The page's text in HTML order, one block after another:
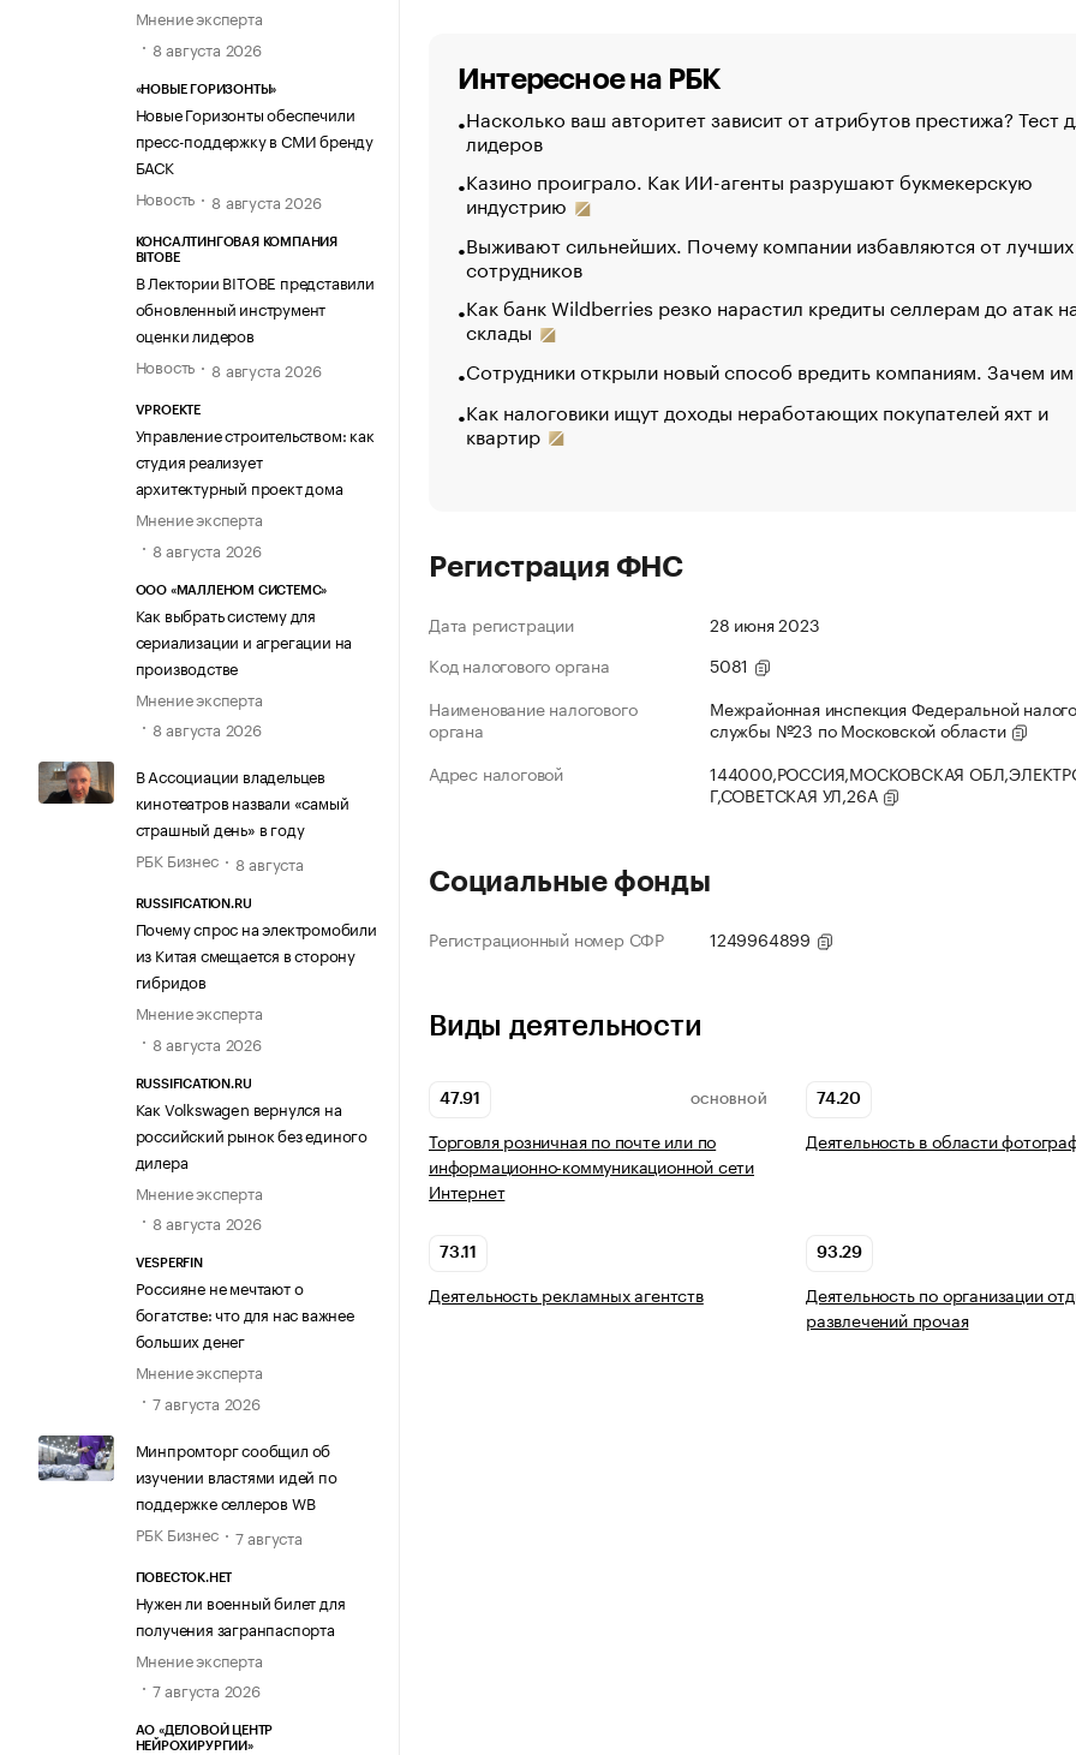
Мнение эксперта
8 августа 2026
«НОВЫЕ ГОРИЗОНТЫ»
Новые Горизонты обеспечили
пресс-поддержку в СМИ бренду
БАСК
Новость
8 августа 2026
КОНСАЛТИНГОВАЯ КОМПАНИЯ
BITOBE
В Лектории BITOBE представили
обновленный инструмент
оценки лидеров
Новость
8 августа 2026
VPROEKTE
Управление строительством: как
студия реализует
архитектурный проект дома
Мнение эксперта
8 августа 2026
ООО «МАЛЛЕНОМ СИСТЕМС»
Как выбрать систему для
сериализации и агрегации на
производстве
Мнение эксперта
8 августа 2026
В Ассоциации владельцев
кинотеатров назвали «самый
страшный день» в году
РБК Бизнес
8 августа
RUSSIFICATION.RU
Почему спрос на электромобили
из Китая смещается в сторону
гибридов
Мнение эксперта
8 августа 2026
RUSSIFICATION.RU
Как Volkswagen вернулся на
российский рынок без единого
дилера
Мнение эксперта
8 августа 2026
VESPERFIN
Россияне не мечтают о
богатстве: что для нас важнее
больших денег
Мнение эксперта
7 августа 2026
Минпромторг сообщил об
изучении властями идей по
поддержке селлеров WB
РБК Бизнес
7 августа
ПОВЕСТОК.НЕТ
Нужен ли военный билет для
получения загранпаспорта
Мнение эксперта
7 августа 2026
АО «ДЕЛОВОЙ ЦЕНТР
НЕЙРОХИРУРГИИ»
Интересное на РБК
Насколько ваш авторитет зависит от атрибутов престижа? Тест
лидеров
Казино проиграло. Как ИИ-агенты разрушают букмекерскую
индустрию
Выживают сильнейших. Почему компании избавляются от лучших
сотрудников
Как банк Wildberries резко нарастил кредиты селлерам до атак
склады
Сотрудники открыли новый способ вредить компаниям. Зачем
Как налоговики ищут доходы неработающих покупателей яхт и
квартир
Регистрация ФНС
Дата регистрации
28 июня 2023
Код налогового органа
5081
Наименование налогового
органа
Межрайонная инспекция Федеральной
службы №23 по Московской области
Адрес налоговой
144000,РОССИЯ,МОСКОВСКАЯ
Г,СОВЕТСКАЯ УЛ,26А
Социальные фонды
Регистрационный номер СФР 1249964899
Виды деятельности
47.91 ОСНОВНОЙ
Торговля розничная по почте или по
информационно-коммуникационной сети
Интернет
74.20
Деятельность в области
73.11
Деятельность рекламных агентств
93.29
Деятельность по организации
развлечений прочая